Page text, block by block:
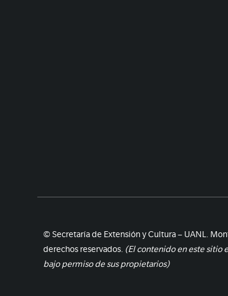
© Secretaría de Extensión y Cultura – UANL.
derechos reservados. (El contenido en este sitio
bajo permiso de sus propietarios)